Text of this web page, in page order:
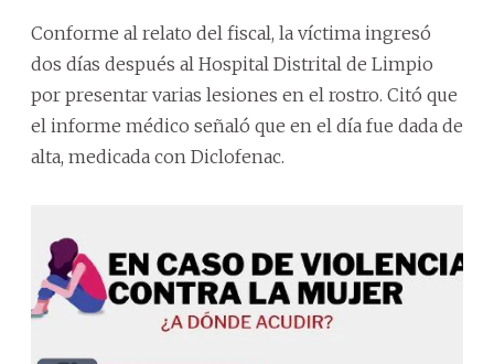
Conforme al relato del fiscal, la víctima ingresó
dos días después al Hospital Distrital de Limpio
por presentar varias lesiones en el rostro. Citó que
el informe médico señaló que en el día fue dada de
alta, medicada con Diclofenac.